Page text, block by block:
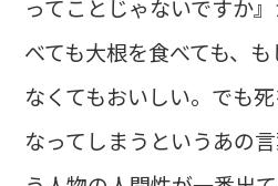
ってことじゃないですか
べても大根を食べても、
なくてもおいしい。でも
なってしまうというあの